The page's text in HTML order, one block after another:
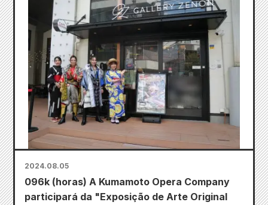
2024.08.05
096k (horas) A Kumamoto Opera Company
participará da "Exposição de Arte Original